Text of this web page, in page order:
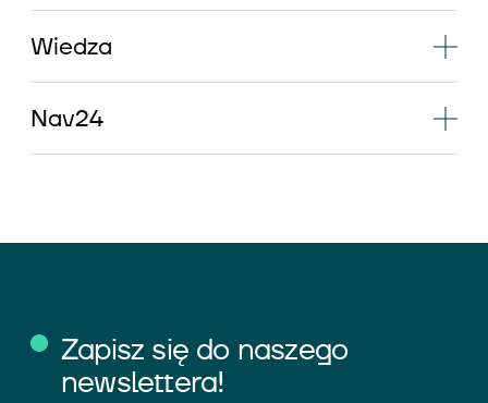
Wiedza
Nav24
Zapisz się do naszego
newslettera!